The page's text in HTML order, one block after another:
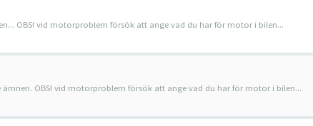
OBS! vid motorproblem försök att ange vad du har för motor i bilen...
ämnen. OBS! vid motorproblem försök att ange vad du har för motor i bilen...